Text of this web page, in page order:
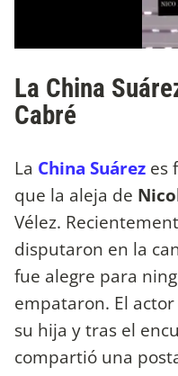
La China
Cabré
La China Suárez es
que la aleja de
Vélez.
disputaron en la
fue alegre para
empataron. El
su hija y tras el
compartió una